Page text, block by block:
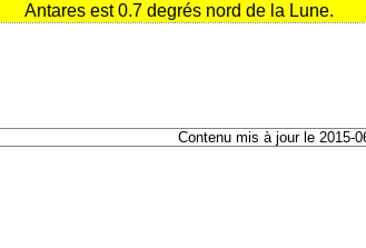
Antares est 0.7 degrés nord de la Lune.
Contenu mis à jour le 2015-